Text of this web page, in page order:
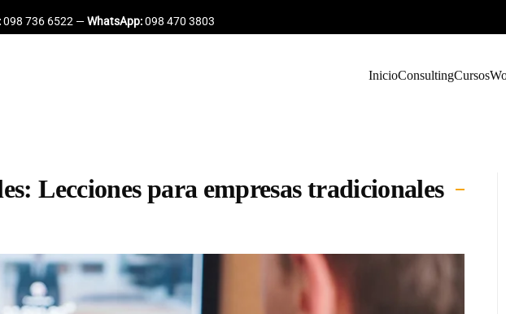
098 736 6522 —WhatsApp:098 470 3803
InicioConsultingCursos
Lecciones para empresas tradicionales